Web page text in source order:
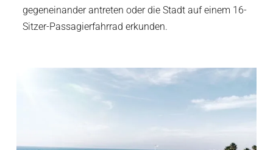
gegeneinander antreten oder die Stadt auf einem 16-
Sitzer-Passagierfahrrad erkunden.